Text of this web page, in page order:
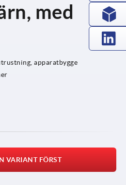
med
apparatbygge
VARIANT FÖRST